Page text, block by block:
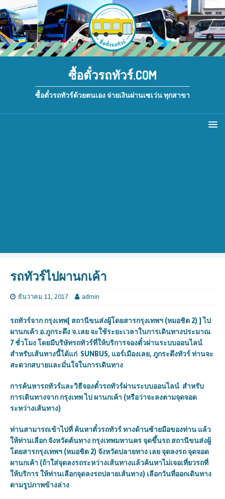
ซื้อตั๋วรถทัวร์.COM
ซื้อตั๋วรถทัวร์ด้วยตนเอง จ่ายเงินผ่านเซเว่น ทุกสาขา
รถทัวร์ไปผานกเค้า
ธันวาคม 11, 2017 admin
รถทัวร์จาก กรุงเทพ[ สถานีขนส่งผู้โดยสารกรุงเทพฯ (หมอชิต 2) ] ไป
ผานกเค้า อ.ภูกระดึง จ.เลย จะใช้ระยะเวลาในการเดินทางประมาณ
7 ชั่วโมงโดยมีบริษัทรถทัวร์ที่ให้บริการจองตั๋วผ่านระบบออนไลน์
สำหรับเส้นทางนี้ได้แก่ SUNBUS, แอร์เมืองเลย, ภูกระดึงทัวร์ท่านจะ
สะดวกสบายและมั่นใจในการเดินทาง
การค้นหารถทัวร์และวิธีจองตั๋วรถทัวร์ผ่านระบบออนไลน์ สำหรับ
การเดินทางจาก กรุงเทพ ไป ผานกเค้า (หรือว่าจะลงตามจุดจอด
ระหว่างเส้นทาง)
ท่านสามารถเข้าไปที่ ค้นหาตั๋วรถทัวร์ ทางด้านซ้ายมือของท่าน แล้ว
ให้ท่านเลือก จังหวัดต้นทาง กรุงเทพมหานคร จุดขึ้นรถ สถานีขนส่งผู้
โดยสารกรุงเทพฯ (หมอชิต 2) จังหวัดปลายทาง เลย จุดลงรถ จุดจอด
ผานกเค้า (ถ้าใส่จุดลงรถระหว่างเส้นทางแล้วค้นหาไม่เจอเที่ยวรถที่
ให้บริการ ให้ท่านเลือกจุดลงรถปลายเส้นทาง) เลือกวันที่ออกเดินทาง
ตามรูปภาพข้างล่าง